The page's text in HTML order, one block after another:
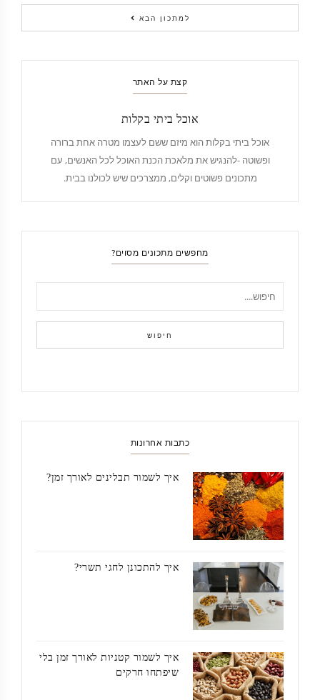
למתכון הבא
קצת על האתר
אוכל ביתי בקלות
אוכל ביתי בקלות הוא מיזם ששם לעצמו מטרה אחת ברורה
ופשוטה -להנגיש את מלאכת הכנת האוכל לכל האנשים, עם
מתכונים פשוטים וקלים, ממצרכים שיש לכולנו בבית.
מחפשים מתכונים מסוים?
חיפוש
כתבות אחרונות
איך לשמור תבלינים לאורך זמן?
איך להתכונן לחגי תשרי?
איך לשמור קטניות לאורך זמן בלי
שיפתחו חרקים